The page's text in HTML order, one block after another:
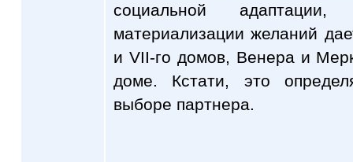
социальной
материализации желаний
и VII-го домов, Венера и
доме. Кстати, это
выборе партнера.